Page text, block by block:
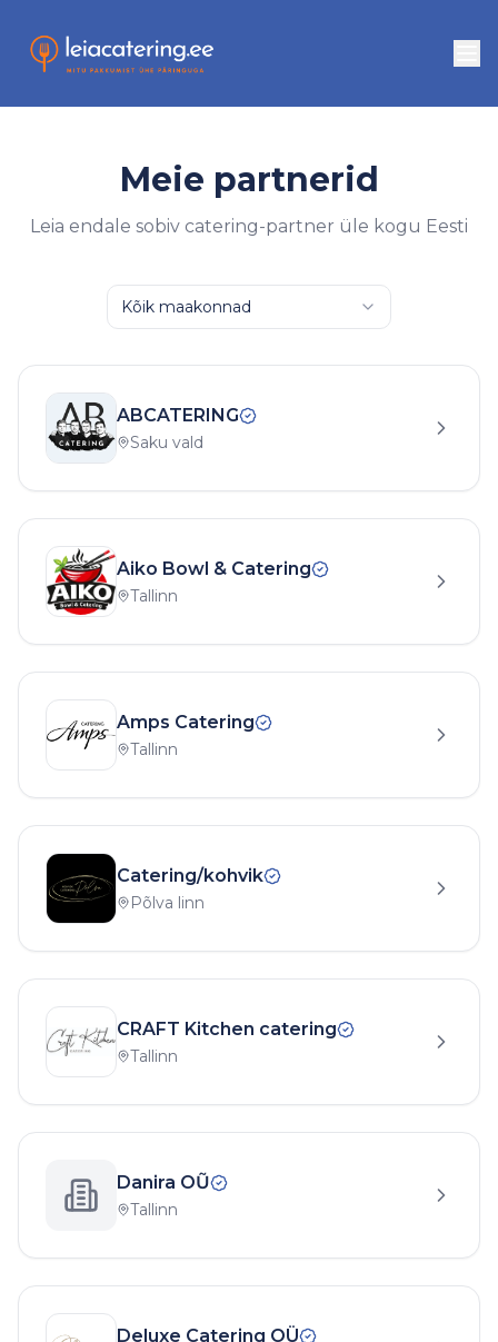
Meie partnerid
Leia endale sobiv catering-partner üle kogu Eesti
Kõik maakonnad
ABCATERING
Saku vald
Aiko Bowl & Catering
Tallinn
Amps Catering
Tallinn
Catering/kohvik
Põlva linn
CRAFT Kitchen catering
Tallinn
Danira OŨ
Tallinn
Deluxe Catering OÜ